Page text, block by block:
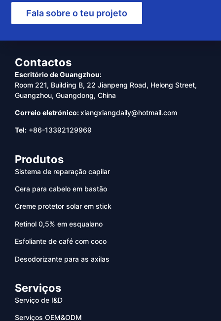
Fala sobre o teu projeto
Contactos
Escritório de Guangzhou:
Room 221, Building B, 22 Jianpeng Road, Helong Street,
Guangzhou, Guangdong, China
Correio eletrónico:xiangxiangdaily@hotmail.com
Tel: +86-13392129969
Produtos
Sistema de reparação capilar
Cera para cabelo em bastão
Creme protetor solar em stick
Retinol 0,5% em esqualano
Esfoliante de café com coco
Desodorizante para as axilas
Serviços
Serviço de I&D
Serviços OEM&ODM